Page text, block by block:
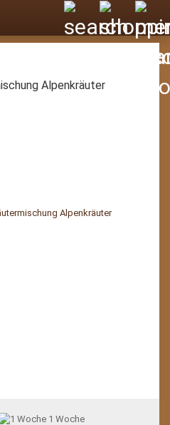
Alpenkräuter
1 Woche